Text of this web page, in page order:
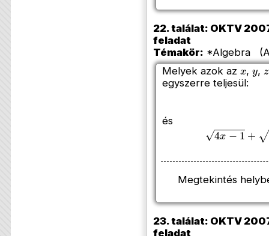
22. találat: OKTV
feladat
Témakör: *Algebra
Melyek azok az x, y, z
egyszerre teljesül:
és
x−1+4y
Megtekintés
23. találat: OKTV
feladat